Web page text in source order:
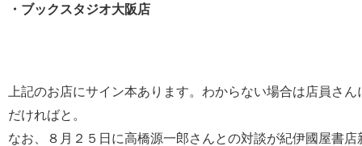
・ブックスタジオ大阪店
上記のお店にサイン本あります。わからない場合は店員さ
だければと。
なお、８月２５日に高橋源一郎さんとの対談が紀伊國屋書店